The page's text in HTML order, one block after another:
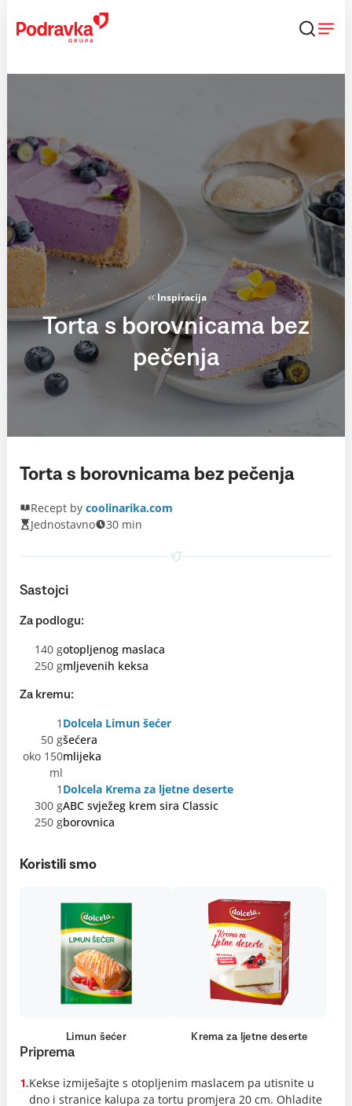
content
Inspiracija
Torta s borovnicama bez
pečenja
Torta s borovnicama bez pečenja
Recept by coolinarika.com
Jednostavno
30 min
Sastojci
Za podlogu:
140 gotopljenog maslaca
250 gmljevenih keksa
Za kremu:
1 Dolcela Limun šećer
50 gšećera
oko 150
ml
mlijeka
1 Dolcela Krema za ljetne deserte
300 gABC svježeg krem sira Classic
250 gborovnica
Koristili smo
Limun šećer Krema za ljetne deserte
Priprema
1.Kekse izmiješajte s otopljenim maslacem pa utisnite u
dno i stranice kalupa za tortu promjera 20 cm. Ohladite